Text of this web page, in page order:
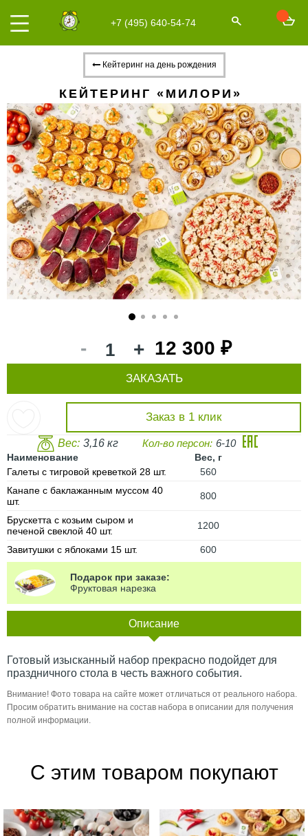
+7 (495) 640-54-74
Кейтеринг на день рождения
КЕЙТЕРИНГ «МИЛОРИ»
- + 12 300 ₽
Заказ в 1 клик
ЗАКАЗАТЬ
Вес: 3,16 кг Кол-во персон: 6-10
Наименование
Вес, г
Галеты с тигровой креветкой 28 шт.
560
Канапе с баклажанным муссом 40
шт.
800
Брускетта с козьим сыром и
печеной свеклой 40 шт.
1200
Завитушки с яблоками 15 шт. 600
Подарок при заказе:
Фруктовая нарезка
Описание
Готовый изысканный набор прекрасно подойдет для
праздничного стола в честь важного события.
Внимание! Фото товара на сайте может отличаться от реального набора.
Просим обратить внимание на состав набора в описании для получения
полной информации.
С этим товаром покупают